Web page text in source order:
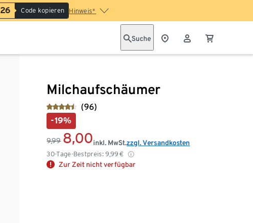
Code kopieren Hinweis*
Suche
Milchaufschäumer
(96)
-19%
9,99 8,00
30-Tage-Bestpreis: 9,99€
inkl. MwSt.zzgl. Versandkosten
Zur Zeit nicht verfügbar